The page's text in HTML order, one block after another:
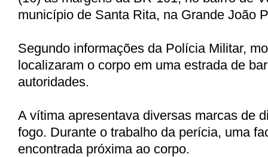
município de Santa Rita, na Grande João
Segundo informações da Polícia Militar,
localizaram o corpo em uma estrada de
autoridades.
A vítima apresentava diversas marcas de
fogo. Durante o trabalho da perícia, uma
encontrada próxima ao corpo.